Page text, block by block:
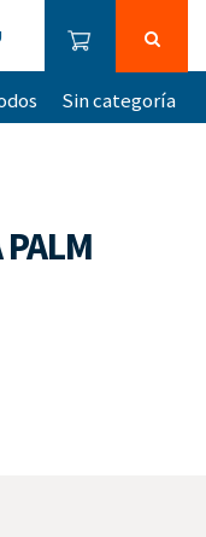
Sin categoría